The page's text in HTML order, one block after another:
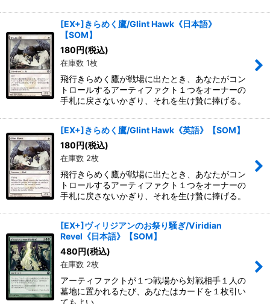
[EX+]きらめく鷹/Glint Hawk《日本語》
【SOM】
180円(税込)
在庫数 1枚
飛行きらめく鷹が戦場に出たとき、あなたがコン
トロールするアーティファクト１つをオーナーの
手札に戻さないかぎり、それを生け贄に捧げる。
[EX+]きらめく鷹/Glint Hawk《英語》【SOM】
180円(税込)
在庫数 2枚
飛行きらめく鷹が戦場に出たとき、あなたがコン
トロールするアーティファクト１つをオーナーの
手札に戻さないかぎり、それを生け贄に捧げる。
[EX+]ヴィリジアンのお祭り騒ぎ/Viridian
Revel《日本語》【SOM】
480円(税込)
在庫数 2枚
アーティファクトが１つ戦場から対戦相手１人の
墓地に置かれるたび、あなたはカードを１枚引い
てもよい。